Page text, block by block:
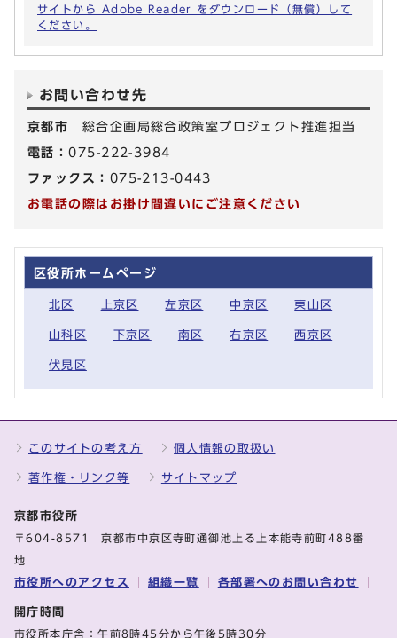
サイトから Adobe Reader をダウンロード（無償）して
ください。
お問い合わせ先
京都市 総合企画局総合政策室プロジェクト推進担当
電話：075-222-3984
ファックス： 075-213-0443
お電話の際はお掛け間違いにご注意ください
区役所ホームページ
北区 上京区 左京区 中京区 東山区
山科区 下京区 南区 右京区 西京区
伏見区
このサイトの考え方 個人情報の取扱い
著作権・リンク等 サイトマップ
京都市役所
〒604-8571 京都市中京区寺町通御池上る上本能寺前町488番
地
市役所へのアクセス 組織一覧 各部署へのお問い合わせ
開庁時間
市役所本庁舎：午前8時45分から午後5時30分